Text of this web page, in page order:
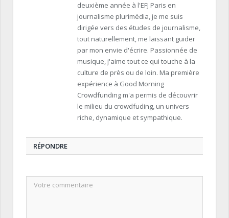
deuxième année à l'EFJ Paris en
journalisme plurimédia, je me suis
dirigée vers des études de journalisme,
tout naturellement, me laissant guider
par mon envie d'écrire. Passionnée de
musique, j'aime tout ce qui touche à la
culture de près ou de loin. Ma première
expérience à Good Morning
Crowdfunding m'a permis de découvrir
le milieu du crowdfuding, un univers
riche, dynamique et sympathique.
RÉPONDRE